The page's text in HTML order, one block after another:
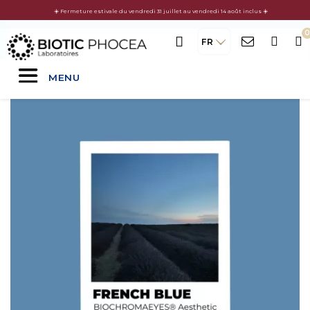
☀️ Fermeture estivale du vendredi 31 juillet au vendredi 14 août inclus ☀️
FR
MENU